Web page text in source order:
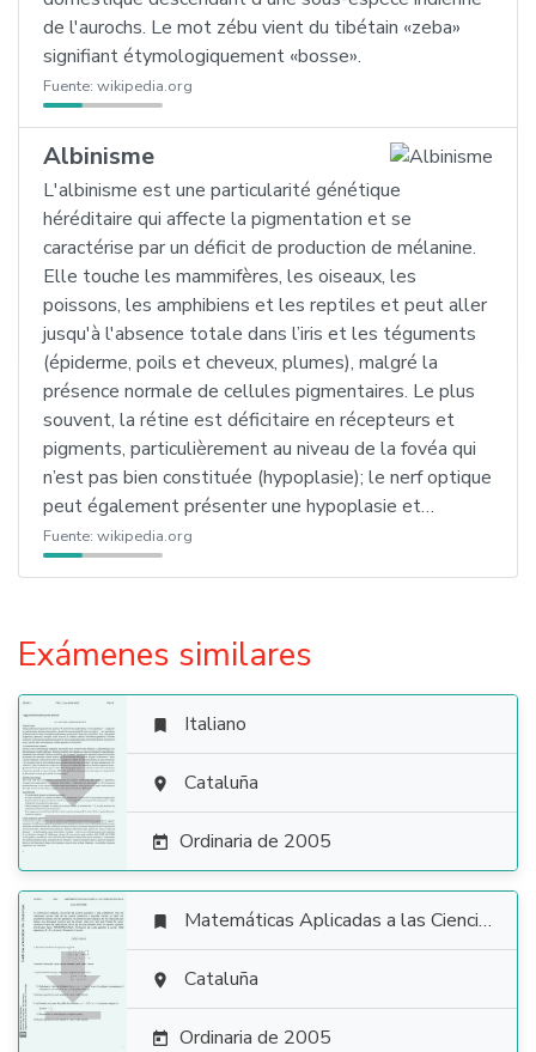
de l'aurochs. Le mot zébu vient du tibétain «zeba»
signifiant étymologiquement «bosse».
Fuente: wikipedia.org
Albinisme
L'albinisme est une particularité génétique
héréditaire qui affecte la pigmentation et se
caractérise par un déficit de production de mélanine.
Elle touche les mammifères, les oiseaux, les
poissons, les amphibiens et les reptiles et peut aller
jusqu'à l'absence totale dans l’iris et les téguments
(épiderme, poils et cheveux, plumes), malgré la
présence normale de cellules pigmentaires. Le plus
souvent, la rétine est déficitaire en récepteurs et
pigments, particulièrement au niveau de la fovéa qui
n’est pas bien constituée (hypoplasie); le nerf optique
peut également présenter une hypoplasie et…
Fuente: wikipedia.org
Exámenes similares

 Italiano
 Cataluña
 Ordinaria de 2005

 Matemáticas Aplicadas a las Ciencias Sociales
 Cataluña
 Ordinaria de 2005